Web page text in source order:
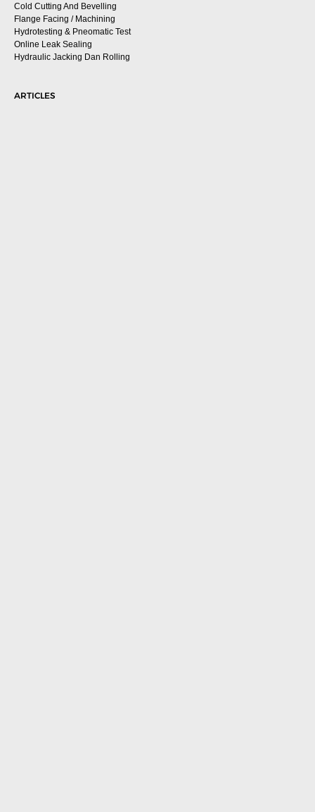
Cold Cutting And Bevelling
Flange Facing / Machining
Hydrotesting & Pneomatic Test
Online Leak Sealing
Hydraulic Jacking Dan Rolling
ARTICLES